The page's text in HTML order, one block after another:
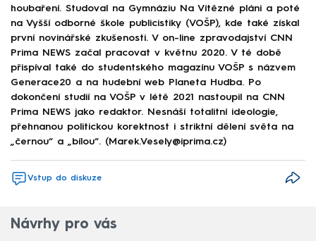
houbaření. Studoval na Gymnáziu Na Vítězné pláni a poté
na Vyšší odborné škole publicistiky (VOŠP), kde také získal
první novinářské zkušenosti. V on-line zpravodajství CNN
Prima NEWS začal pracovat v květnu 2020. V té době
přispíval také do studentského magazínu VOŠP s názvem
Generace20 a na hudební web Planeta Hudba. Po
dokončení studií na VOŠP v létě 2021 nastoupil na CNN
Prima NEWS jako redaktor. Nesnáší totalitní ideologie,
přehnanou politickou korektnost i striktní dělení světa na
„černou“ a „bílou“. (Marek.Vesely@iprima.cz)
Vstup do diskuze
Návrhy pro vás